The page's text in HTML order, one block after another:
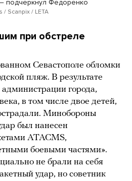
подчеркнул Федоренко
/ Scanpix / LETA
при обстреле
Севастополе обломки
пляж. В результате
города,
в том числе двое детей,
Минобороны
был нанесен
ATACMS,
боевыми частями».
не брали на себя
удар, но советник